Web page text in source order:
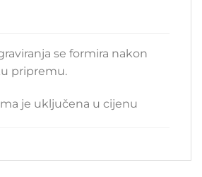
se formira nakon
pripremu.
je uključena u cijenu